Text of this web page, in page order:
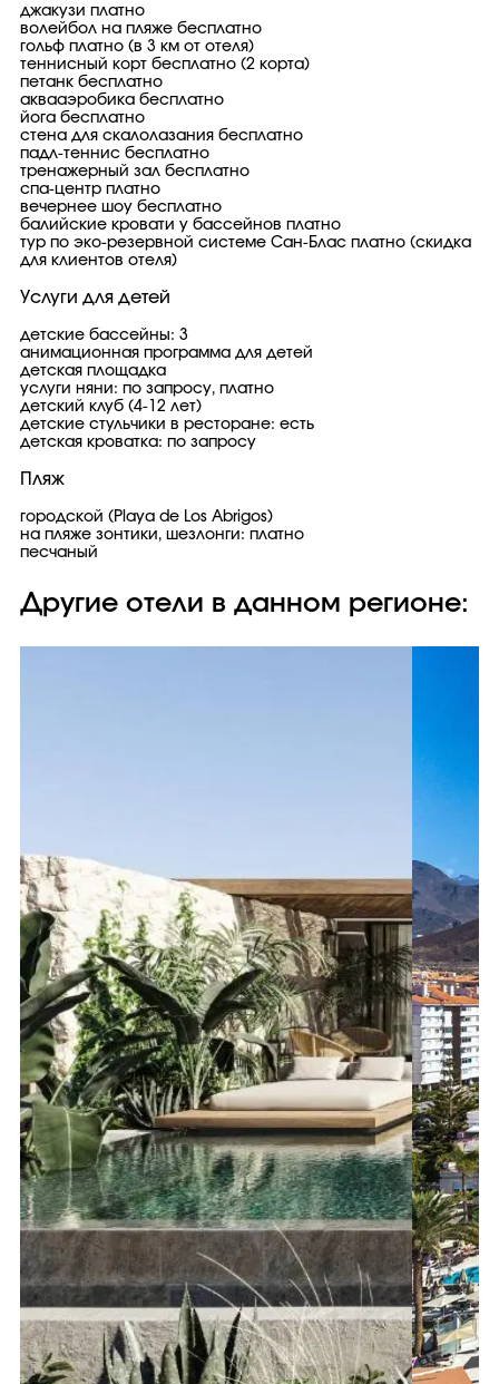
джакузи платно
волейбол на пляже бесплатно
гольф платно (в 3 км от отеля)
теннисный корт бесплатно (2 корта)
петанк бесплатно
аквааэробика бесплатно
йога бесплатно
стена для скалолазания бесплатно
падл-теннис бесплатно
тренажерный зал бесплатно
спа-центр платно
вечернее шоу бесплатно
балийские кровати у бассейнов платно
тур по эко-резервной системе Сан-Блас платно (скидка
для клиентов отеля)
Услуги для детей
детские бассейны: 3
анимационная программа для детей
детская площадка
услуги няни: по запросу, платно
детский клуб (4-12 лет)
детские стульчики в ресторане: есть
детская кроватка: по запросу
Пляж
городской (Playa de Los Abrigos)
на пляже зонтики, шезлонги: платно
песчаный
Другие отели в данном регионе: